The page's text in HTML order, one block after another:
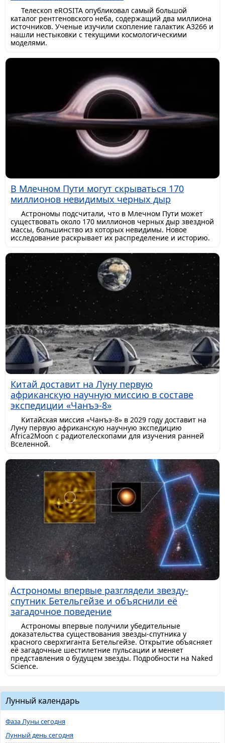
Телескоп eROSITA опубликовал самый большой
каталог рентгеновского неба, содержащий два миллиона
источников. Ученые изучили скопление галактик A3266 и
нашли нестыковки с текущими космологическими
моделями.
В Млечном Пути могут скрываться 170
миллионов невидимых черных дыр
Астрономы подсчитали, что в Млечном Пути может
существовать около 170 миллионов черных дыр звездной
массы, большинство из которых невидимы. Новое
исследование раскрывает их распределение и историю.
Китай доставит на Луну первую
африканскую научную миссию в составе
экспедиции «Чанъэ-8»
Китайская миссия «Чанъэ-8» в 2029 году доставит на
Луну первую африканскую научную экспедицию
Africa2Moon с радиотелескопами для изучения ранней
Вселенной.
Астрономы впервые разглядели звезду-
спутник Бетельгейзе и объяснили её
загадочное поведение
Астрономы впервые получили убедительные
доказательства существования звезды-спутника у
красного сверхгиганта Бетельгейзе. Открытие объясняет
её загадочные шестилетние пульсации и меняет
представления о будущем звезды. Подробности на Naked
Science.
Лунный календарь
Фаза Луны сегодня
Лунный день сегодня